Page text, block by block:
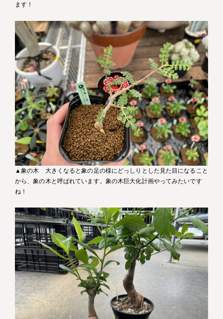
ます！
▲象の木 大きくなると象の足の様にどっしりとした見た目になること
から、象の木と呼ばれています。象の木巨大化計画やってみたいです
ね！